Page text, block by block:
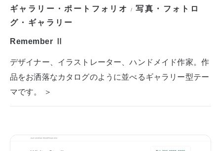
ギャラリー・ポートフォリオ /写真・フォトロ
グ・ギャラリー
Remember Ⅱ
デザイナー、イラストレーター、ハンドメイド作家。作
品をお洒落なカタログのように並べるギャラリー型テー
マです。 ＞